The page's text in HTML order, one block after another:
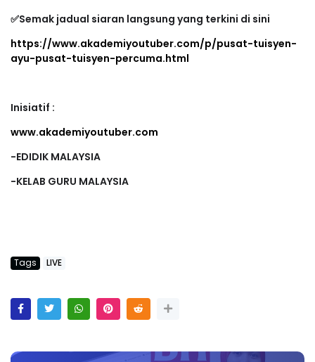
✅Semak jadual siaran langsung yang terkini di sini
https://www.akademiyoutuber.com/p/pusat-tuisyen-
ayu-pusat-tuisyen-percuma.html
Inisiatif :
www.akademiyoutuber.com
-EDIDIK MALAYSIA
-KELAB GURU MALAYSIA
Tags LIVE